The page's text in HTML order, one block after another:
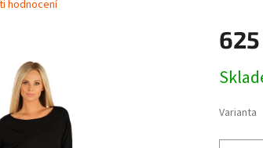
hodnocení
cena:
Varianta